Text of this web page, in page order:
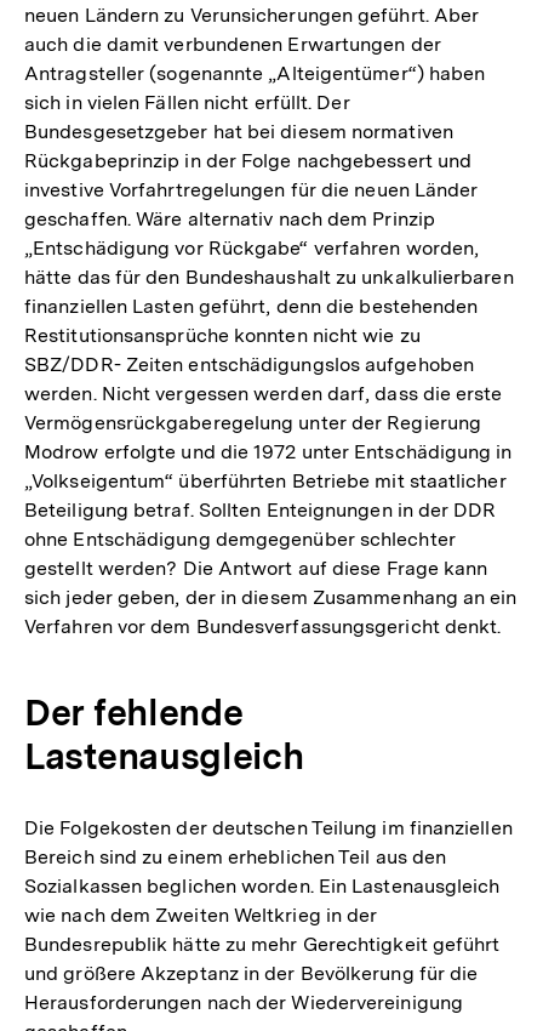
neuen Ländern zu Verunsicherungen geführt. Aber
auch die damit verbundenen Erwartungen der
Antragsteller (sogenannte „Alteigentümer“) haben
sich in vielen Fällen nicht erfüllt. Der
Bundesgesetzgeber hat bei diesem normativen
Rückgabeprinzip in der Folge nachgebessert und
investive Vorfahrtregelungen für die neuen Länder
geschaffen. Wäre alternativ nach dem Prinzip
„Entschädigung vor Rückgabe“ verfahren worden,
hätte das für den Bundeshaushalt zu unkalkulierbaren
finanziellen Lasten geführt, denn die bestehenden
Restitutionsansprüche konnten nicht wie zu
SBZ/DDR- Zeiten entschädigungslos aufgehoben
werden. Nicht vergessen werden darf, dass die erste
Vermögensrückgaberegelung unter der Regierung
Modrow erfolgte und die 1972 unter Entschädigung in
„Volkseigentum“ überführten Betriebe mit staatlicher
Beteiligung betraf. Sollten Enteignungen in der DDR
ohne Entschädigung demgegenüber schlechter
gestellt werden? Die Antwort auf diese Frage kann
sich jeder geben, der in diesem Zusammenhang an ein
Verfahren vor dem Bundesverfassungsgericht denkt.
Der fehlende
Lastenausgleich
Die Folgekosten der deutschen Teilung im finanziellen
Bereich sind zu einem erheblichen Teil aus den
Sozialkassen beglichen worden. Ein Lastenausgleich
wie nach dem Zweiten Weltkrieg in der
Bundesrepublik hätte zu mehr Gerechtigkeit geführt
und größere Akzeptanz in der Bevölkerung für die
Herausforderungen nach der Wiedervereinigung